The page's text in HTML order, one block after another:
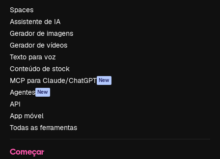
Spaces
Assistente de IA
Gerador de imagens
Gerador de vídeos
Texto para voz
Conteúdo de stock
MCP para Claude/ChatGPT New
Agentes New
API
App móvel
Todas as ferramentas
Começar